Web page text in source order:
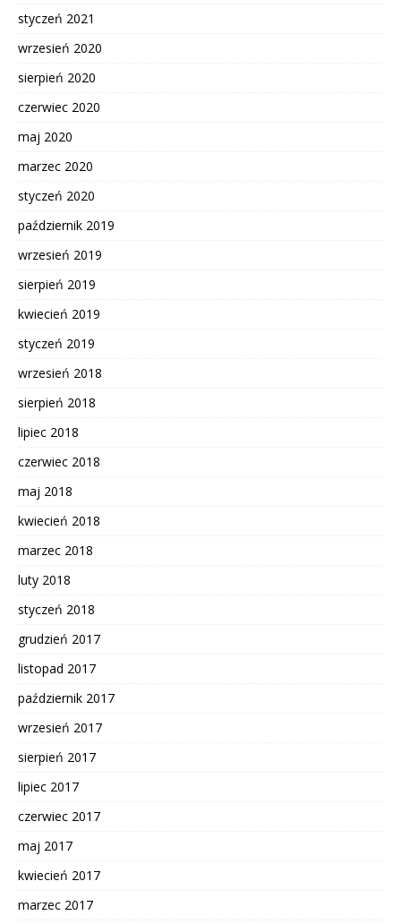
styczeń 2021
wrzesień 2020
sierpień 2020
czerwiec 2020
maj 2020
marzec 2020
styczeń 2020
październik 2019
wrzesień 2019
sierpień 2019
kwiecień 2019
styczeń 2019
wrzesień 2018
sierpień 2018
lipiec 2018
czerwiec 2018
maj 2018
kwiecień 2018
marzec 2018
luty 2018
styczeń 2018
grudzień 2017
listopad 2017
październik 2017
wrzesień 2017
sierpień 2017
lipiec 2017
czerwiec 2017
maj 2017
kwiecień 2017
marzec 2017